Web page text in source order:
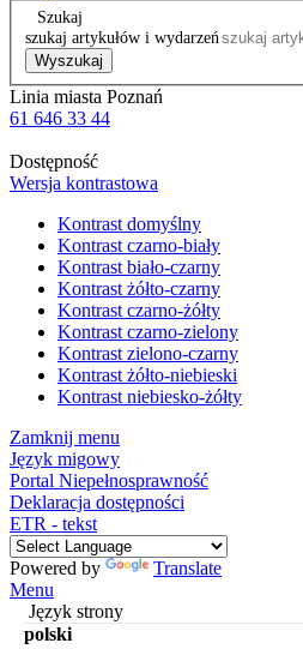
Szukaj
szukaj artykułów i wydarzeń
Wyszukaj
Linia miasta Poznań
61 646 33 44
Dostępność
Wersja kontrastowa
Kontrast domyślny
Kontrast czarno-biały
Kontrast biało-czarny
Kontrast żółto-czarny
Kontrast czarno-żółty
Kontrast czarno-zielony
Kontrast zielono-czarny
Kontrast żółto-niebieski
Kontrast niebiesko-żółty
Zamknij menu
Język migowy
Portal Niepełnosprawność
Deklaracja dostępności
ETR - tekst
Powered by
Translate
Menu
Język strony
polski